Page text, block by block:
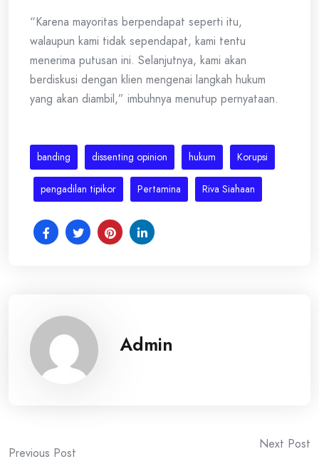
“Karena mayoritas berpendapat seperti itu,
walaupun kami tidak sependapat, kami tentu
menerima putusan ini. Selanjutnya, kami akan
berdiskusi dengan klien mengenai langkah hukum
yang akan diambil,” imbuhnya menutup pernyataan.
banding dissenting opinion hukum Korupsi
pengadilan tipikor Pertamina Riva Siahaan
Admin
Post
Previous Post
Next Post